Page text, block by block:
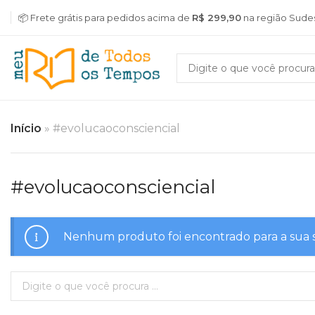
📦 Frete grátis para pedidos acima de R$ 299,90 na região
Início » #evolucaoconsciencial
#evolucaoconsciencial
Nenhum produto foi encontrado para a sua